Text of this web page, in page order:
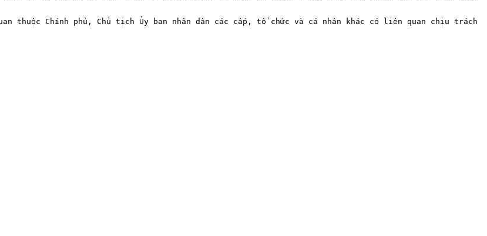
thuộc Chính phủ, Chủ tịch Ủy ban nhân dân các cấp, tổ chức và cá nhân khác có liên quan chịu trách